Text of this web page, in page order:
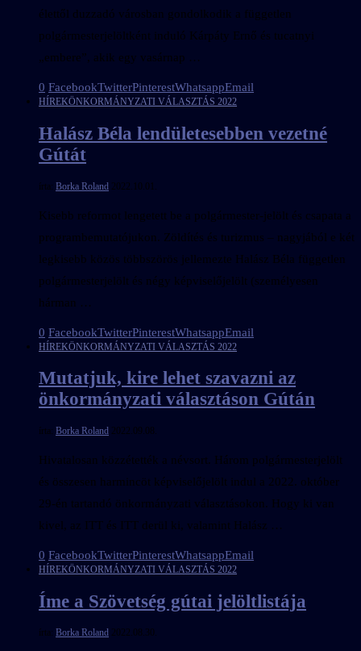
élettől duzzadó városban gondolkodik a független
polgármesterjelöltként induló Kárpáty Ernő és tucatnyi
„embere”, akik egy vasárnap …
0 FacebookTwitterPinterestWhatsappEmail
HÍREKÖNKORMÁNYZATI VÁLASZTÁS 2022
Halász Béla lendületesebben vezetné
Gútát
írta: Borka Roland 2022.10.01.
Kisebb reformot lengetett be a polgármester-jelölt és csapata a
programbemutatójukon. Zöldítés és turizmus – nagyjából e két
legkisebb közös többszörös jellemezte Halász Béla független
polgármesterjelölt és négy képviselőjelölt (személyesen
hárman …
0 FacebookTwitterPinterestWhatsappEmail
HÍREKÖNKORMÁNYZATI VÁLASZTÁS 2022
Mutatjuk, kire lehet szavazni az
önkormányzati választáson Gútán
írta: Borka Roland 2022.09.08.
Hivatalosan közzétették a névsort. Három polgármesterjelölt
és összesen harmincöt képviselőjelölt indul a 2022. október
29-én tartandó önkormányzati választásokon. Hogy ki van
kivel, az ITT és ITT derül ki, valamint Halász …
0 FacebookTwitterPinterestWhatsappEmail
HÍREKÖNKORMÁNYZATI VÁLASZTÁS 2022
Íme a Szövetség gútai jelöltlistája
írta: Borka Roland 2022.08.30.